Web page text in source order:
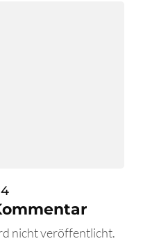
nicht veröffentlicht.